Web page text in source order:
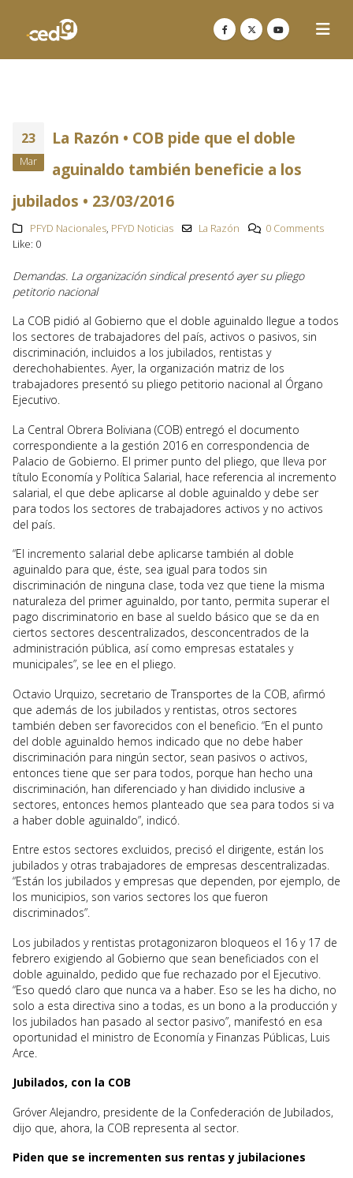
23
Mar
La Razón • COB pide que el doble
aguinaldo también beneficie a los
jubilados • 23/03/2016
PFYD Nacionales, PFYD Noticias La Razón
0 Comments
Like: 0
Demandas. La organización sindical presentó ayer su pliego
petitorio nacional
La COB pidió al Gobierno que el doble aguinaldo llegue a todos
los sectores de trabajadores del país, activos o pasivos, sin
discriminación, incluidos a los jubilados, rentistas y
derechohabientes. Ayer, la organización matriz de los
trabajadores presentó su pliego petitorio nacional al Órgano
Ejecutivo.
La Central Obrera Boliviana (COB) entregó el documento
correspondiente a la gestión 2016 en correspondencia de
Palacio de Gobierno. El primer punto del pliego, que lleva por
título Economía y Política Salarial, hace referencia al incremento
salarial, el que debe aplicarse al doble aguinaldo y debe ser
para todos los sectores de trabajadores activos y no activos
del país.
“El incremento salarial debe aplicarse también al doble
aguinaldo para que, éste, sea igual para todos sin
discriminación de ninguna clase, toda vez que tiene la misma
naturaleza del primer aguinaldo, por tanto, permita superar el
pago discriminatorio en base al sueldo básico que se da en
ciertos sectores descentralizados, desconcentrados de la
administración pública, así como empresas estatales y
municipales”, se lee en el pliego.
Octavio Urquizo, secretario de Transportes de la COB, afirmó
que además de los jubilados y rentistas, otros sectores
también deben ser favorecidos con el beneficio. “En el punto
del doble aguinaldo hemos indicado que no debe haber
discriminación para ningún sector, sean pasivos o activos,
entonces tiene que ser para todos, porque han hecho una
discriminación, han diferenciado y han dividido inclusive a
sectores, entonces hemos planteado que sea para todos si va
a haber doble aguinaldo”, indicó.
Entre estos sectores excluidos, precisó el dirigente, están los
jubilados y otras trabajadores de empresas descentralizadas.
“Están los jubilados y empresas que dependen, por ejemplo, de
los municipios, son varios sectores los que fueron
discriminados”.
Los jubilados y rentistas protagonizaron bloqueos el 16 y 17 de
febrero exigiendo al Gobierno que sean beneficiados con el
doble aguinaldo, pedido que fue rechazado por el Ejecutivo.
“Eso quedó claro que nunca va a haber. Eso se les ha dicho, no
solo a esta directiva sino a todas, es un bono a la producción y
los jubilados han pasado al sector pasivo”, manifestó en esa
oportunidad el ministro de Economía y Finanzas Públicas, Luis
Arce.
Jubilados, con la COB
Gróver Alejandro, presidente de la Confederación de Jubilados,
dijo que, ahora, la COB representa al sector.
Piden que se incrementen sus rentas y jubilaciones